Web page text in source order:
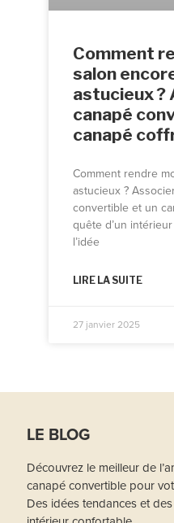
Comment
salon
astucieux ?
canapé
canapé
Comment rendre
astucieux ?
convertible et un
quête d’un
l’idée
LIRE LA SUITE
27 janvier 2025
LE BLOG
Découvrez le meilleur de
canapé convertible pour
Des idées tendances et